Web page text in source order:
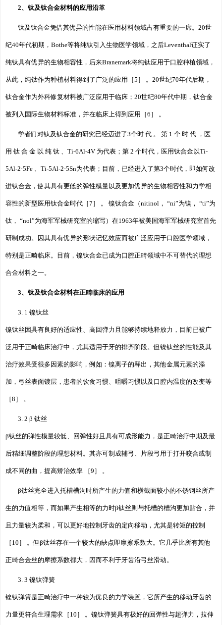
2、钛及钛合金材料的应用沿革
钛及钛合金凭借其优异的性能在医用材料领域占有重要的一席。20世
纪40年代初期，Bothe等将纯钛引入生物医学领域，之后Leventhal证实了
纯钛具有优异的生物相容性，后来Branemark将纯钛应用于口腔种植领域，
从此，纯钛作为种植材料得到了广泛的应用［5］ 。20世纪70年代后期，
钛合金作为外科修复材料被广泛应用于临床；20世纪80年代中期，钛合金
被列入国际生物材料标准，并在临床上得到应用［6］ 。
学者们对钛及钛合金的研究已经迈进了3个时 代 。 第 1 个 时 代 ，医
用 钛 合 金 以 纯 钛 、Ti-6Al-4V 为代表；第 2 个时代，医用钛合金以Ti-
5Al-2·5Fe 、Ti-5Al-2·5Sn为代表；目前，已经进入了第3个时代，即如何改
进钛合金，使其具有更低的弹性模量以及更加优异的生物相容性和力学相
容性的新型医用钛合金时代［7］ 。 镍钛合金（nitinol， “ni”为镍， “ti”为
钛， “nol”为海军军械研究室的缩写）在1963年被美国海军军械研究室首先
研制成功。因其具有优异的形状记忆效应而被广泛应用于口腔医学领域，
特别是正畸临床。目前，镍钛合金已成为口腔正畸领域中不可替代的理想
合金材料之一。
3、钛及钛合金材料在正畸临床的应用
3. 1 镍钛丝
镍钛丝因具有良好的适应性、高回弹力且能够持续地释放力，目前已被广
泛用于正畸临床治疗中，尤其适用于牙的排齐阶段。但镍钛丝的性能及其
治疗效果受很多因素的影响，例如：镍离子的释出，其他金属元素的添
加，弓丝表面镀层，患者的饮食习惯、咀嚼习惯以及口腔内温度的改变等
［8］ 。
3. 2 β 钛丝
β钛丝的弹性模量较低、回弹性好且具有可成形能力，是正畸治疗中期及最
后精细调整阶段的理想材料。其亦可制成辅弓、片段弓用于打开咬合或制
成不同的曲，提高矫治效率 ［9］ 。
β钛丝完全进入托槽槽沟时所产生的力值和横截面较小的不锈钢丝所产
生的力值相等，而如果产生相等的力时β钛丝则与托槽的槽沟更加贴合，并
且力量较为柔和，可以更好地控制牙齿的定向移动，尤其是转矩的控制
［10］ 。但β钛丝存在一个较大的缺点即摩擦系数大。它几乎比所有其他
正畸合金丝的摩擦系数都大，因而不利于牙齿沿弓丝滑动。
3. 3 镍钛弹簧
镍钛弹簧是正畸治疗中一种较为优良的力学装置，它所产生的移动牙齿的
力量更符合生理需求［10］ 。镍钛弹簧具有极好的回弹性与超弹力，拉伸